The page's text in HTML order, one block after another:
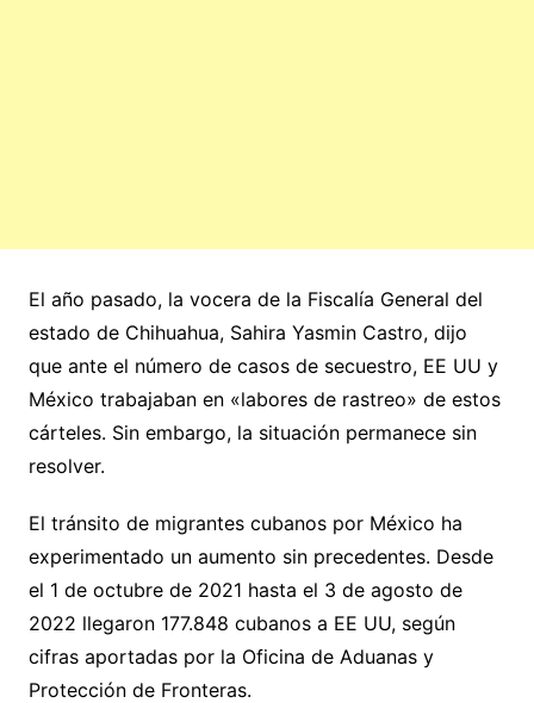
El año pasado, la vocera de la Fiscalía General del
estado de Chihuahua, Sahira Yasmin Castro, dijo
que ante el número de casos de secuestro, EE UU y
México trabajaban en «labores de rastreo» de estos
cárteles. Sin embargo, la situación permanece sin
resolver.
El tránsito de migrantes cubanos por México ha
experimentado un aumento sin precedentes. Desde
el 1 de octubre de 2021 hasta el 3 de agosto de
2022 llegaron 177.848 cubanos a EE UU, según
cifras aportadas por la Oficina de Aduanas y
Protección de Fronteras.